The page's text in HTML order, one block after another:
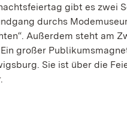
gibt es zwei
durchs
Außerdem steht am
großer
Sie ist über die